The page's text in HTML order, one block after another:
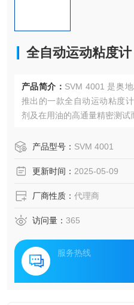
全自动运动粘度计
产品简介： SVM 4001 是奥
推出的一款全自动运动粘度
剂及在用油的高通量精密测试
产品型号： SVM 4001
更新时间： 2025-05-09
厂商性质： 代理商
访问量： 365
服务热线